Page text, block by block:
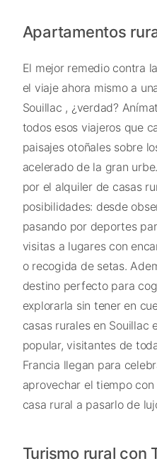
Apartamentos
El mejor remedio contra
el viaje ahora mismo a
Souillac , ¿verdad?
todos esos viajeros que
paisajes otoñales sobre
acelerado de la gran
por el alquiler de casas
posibilidades: desde
pasando por deportes
visitas a lugares con
o recogida de setas.
destino perfecto para
explorarla sin tener en
casas rurales en Souillac
popular, visitantes de
Francia llegan para
aprovechar el tiempo con
casa rural a pasarlo de
Turismo rural con